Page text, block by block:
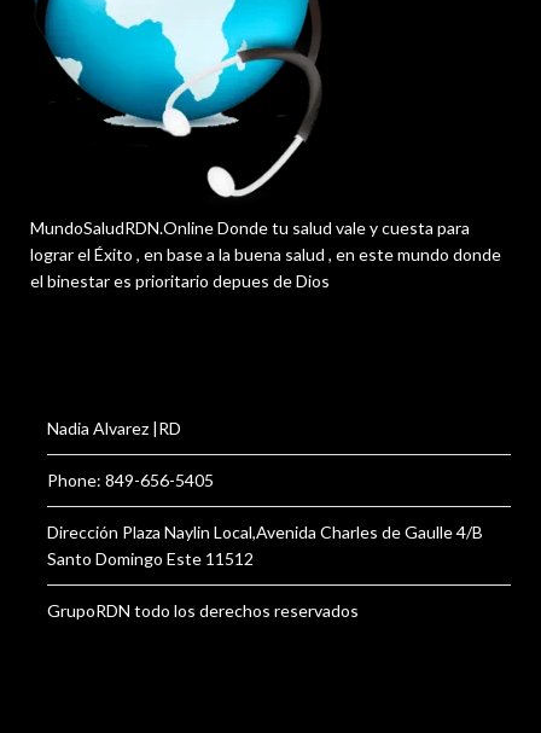
MundoSaludRDN.Online Donde tu salud vale y cuesta para
lograr el Éxito , en base a la buena salud , en este mundo donde
el binestar es prioritario depues de Dios
Nadia Alvarez |RD
Phone: 849-656-5405
Dirección Plaza Naylin Local,Avenida Charles de Gaulle 4/B
Santo Domingo Este 11512
GrupoRDN todo los derechos reservados